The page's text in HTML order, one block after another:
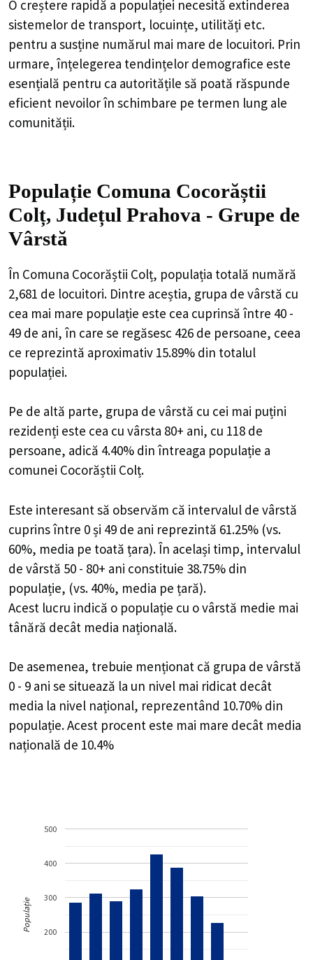
O creștere rapidă a populației necesită extinderea
sistemelor de transport, locuințe, utilități etc.
pentru a susține numărul mai mare de locuitori. Prin
urmare, înțelegerea tendințelor demografice este
esențială pentru ca autoritățile să poată răspunde
eficient nevoilor în schimbare pe termen lung ale
comunității.
Populație Comuna Cocorăștii
Colț, Județul Prahova - Grupe de
Vârstă
În Comuna Cocorăștii Colț, populația totală numără
2,681 de locuitori. Dintre aceștia, grupa de vârstă cu
cea mai mare populație este cea cuprinsă între 40 -
49 de ani, în care se regăsesc 426 de persoane, ceea
ce reprezintă aproximativ 15.89% din totalul
populației.
Pe de altă parte, grupa de vârstă cu cei mai puțini
rezidenți este cea cu vârsta 80+ ani, cu 118 de
persoane, adică 4.40% din întreaga populație a
comunei Cocorăștii Colț.
Este interesant să observăm că intervalul de vârstă
cuprins între 0 și 49 de ani reprezintă 61.25% (vs.
60%, media pe toată țara). În același timp, intervalul
de vârstă 50 - 80+ ani constituie 38.75% din
populație, (vs. 40%, media pe țară).
Acest lucru indică o populație cu o vârstă medie mai
tânără decât media națională.
De asemenea, trebuie menționat că grupa de vârstă
0 - 9 ani se situează la un nivel mai ridicat decât
media la nivel național, reprezentând 10.70% din
populație. Acest procent este mai mare decât media
națională de 10.4%
200
300
400
500
Populație